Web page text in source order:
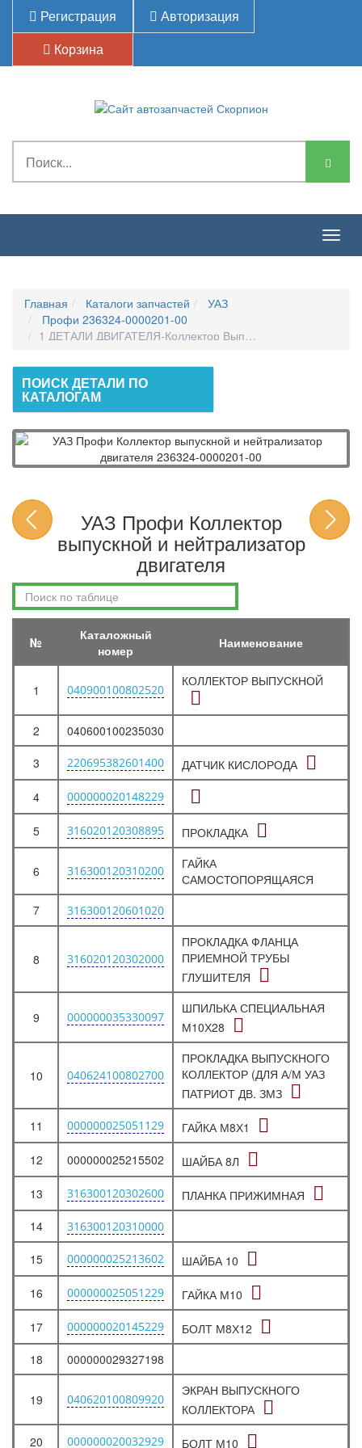
Регистрация
Авторизация
Корзина
Главная Каталоги запчастей
УАЗ
Профи 236324-0000201-00
1 ДЕТАЛИ ДВИГАТЕЛЯ-Коллектор Выпускной И
ПОИСК ДЕТАЛИ ПО
КАТАЛОГАМ
УАЗ Профи Коллектор
выпускной и нейтрализатор
двигателя
№
Каталожный
номер
Наименование
1 040900100802520
КОЛЛЕКТОР ВЫПУСКНОЙ
2
040600100235030
3
220695382601400
ДАТЧИК КИСЛОРОДА
4
000000020148229
5 316020120308895 ПРОКЛАДКА
6 316300120310200
ГАЙКА
САМОСТОПОРЯЩАЯСЯ
7
316300120601020
8 316020120302000
ПРОКЛАДКА ФЛАНЦА
ПРИЕМНОЙ ТРУБЫ
ГЛУШИТЕЛЯ
9 000000035330097
ШПИЛЬКА СПЕЦИАЛЬНАЯ
М10Х28
10 040624100802700
ПРОКЛАДКА ВЫПУСКНОГО
КОЛЛЕКТОР (ДЛЯ А/М УАЗ
ПАТРИОТ ДВ. ЗМЗ
11
000000025051129
ГАЙКА М8Х1
12
000000025215502
ШАЙБА 8Л
13
316300120302600
ПЛАНКА ПРИЖИМНАЯ
14
316300120310000
15 000000025213602
ШАЙБА 10
16
000000025051229
ГАЙКА М10
17
000000020145229
БОЛТ М8Х12
18
000000029327198
19 040620100809920
ЭКРАН ВЫПУСКНОГО
КОЛЛЕКТОРА
20
000000020032929 БОЛТ М10